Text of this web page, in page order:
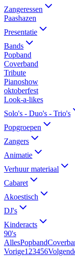
Zangeressen
Paashazen
Presentatie
Bands
Popband
Coverband
Tribute
Pianoshow
oktoberfest
Look-a-likes
Solo's - Duo's - Trio's
Popgroepen
Zangers
Animatie
Verhuur materiaal
Cabaret
Akoestisch
DJ's
Kinderacts
90's
AllesPopband
Vorige1 23456